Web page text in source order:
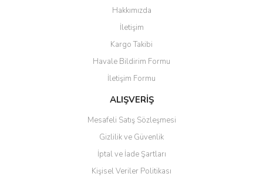
Yorum Yaz
Ürün resmi kalitesiz, bozuk veya görüntülenemiyor.
Ürün açıklamasında eksik bilgiler bulunuyor.
Ürün bilgilerinde hatalar bulunuyor.
Ürün fiyatı diğer sitelerden daha pahalı.
Bu ürüne benzer farklı alternatifler olmalı.
Gönder
Hakkımızda
İletişim
Kargo Takibi
Havale Bildirim Formu
İletişim Formu
ALIŞVERİŞ
Mesafeli Satış Sözleşmesi
Gizlilik ve Güvenlik
İptal ve İade Şartları
Kişisel Veriler Politikası